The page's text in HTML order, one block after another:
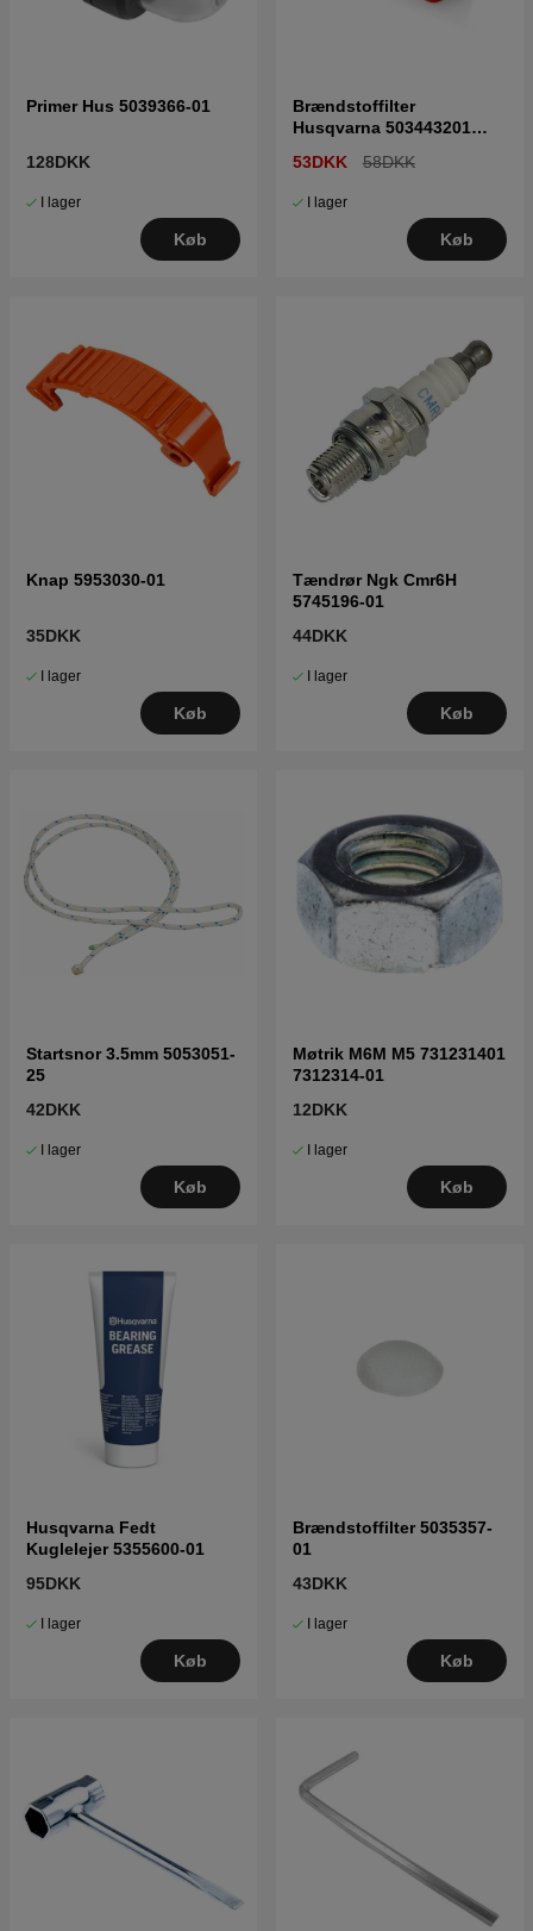
Primer Hus 5039366-01
128DKK
I lager
Køb
Brændstoffilter
Husqvarna 503443201
53DKK 58DKK
I lager
Køb
Knap 5953030-01
35DKK
I lager
Køb
Tændrør Ngk Cmr6H
5745196-01
44DKK
I lager
Køb
Startsnor 3.5mm 5053051-
25
42DKK
I lager
Køb
Møtrik M6M M5 731231401
7312314-01
12DKK
I lager
Køb
Husqvarna Fedt
Kuglelejer 5355600-01
95DKK
I lager
Køb
Brændstoffilter 5035357-
01
43DKK
I lager
Køb